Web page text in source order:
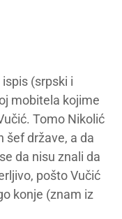
(srpski i
mobitela kojime
Tomo Nikolić
šef države, a da
da nisu znali da
pošto Vučić
konje (znam iz